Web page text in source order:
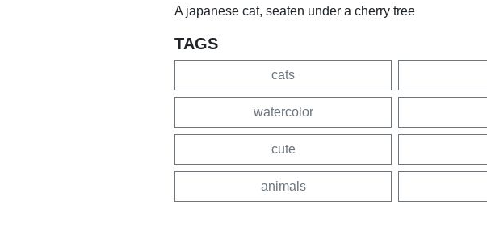
A japanese cat, seaten under a cherry tree
TAGS
cats
watercolor
cute
animals